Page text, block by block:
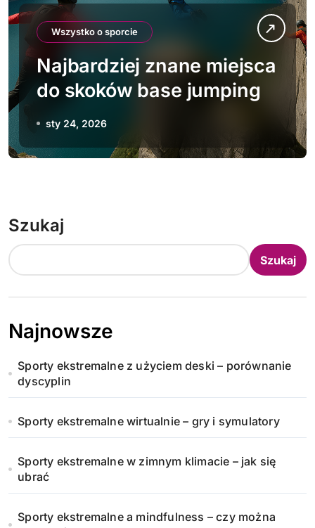
Wszystko o sporcie
Najbardziej znane miejsca
do skoków base jumping
sty 24, 2026
Szukaj
Szukaj
Najnowsze
Sporty ekstremalne z użyciem deski – porównanie
dyscyplin
Sporty ekstremalne wirtualnie – gry i symulatory
Sporty ekstremalne w zimnym klimacie – jak się
ubrać
Sporty ekstremalne a mindfulness – czy można